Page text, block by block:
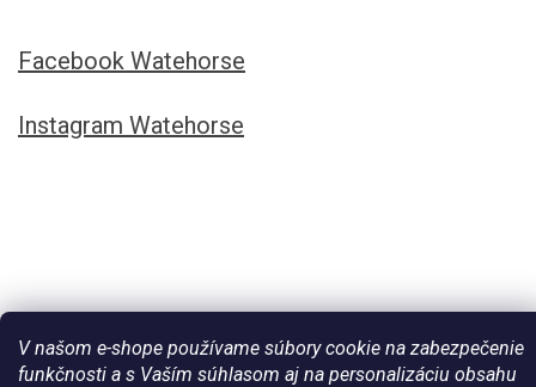
V našom e-shope používame súbory cookie na zabezpečenie
funkčnosti a s Vaším súhlasom aj na personalizáciu obsahu
Facebook Watehorse
Instagram Watehorse